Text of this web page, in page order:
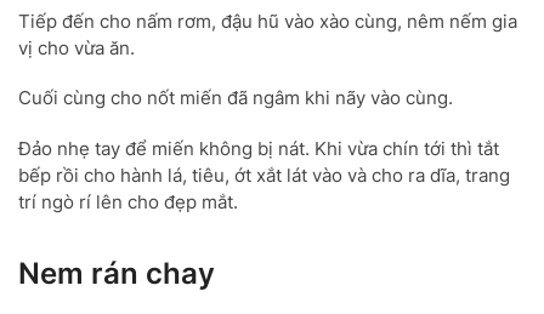
Tiếp đến cho nấm rơm, đậu hũ vào xào cùng, nêm nếm gia
vị cho vừa ăn.
Cuối cùng cho nốt miến đã ngâm khi nãy vào cùng.
Đảo nhẹ tay để miến không bị nát. Khi vừa chín tới thì tắt
bếp rồi cho hành lá, tiêu, ớt xắt lát vào và cho ra dĩa, trang
trí ngò rí lên cho đẹp mắt.
Nem rán chay